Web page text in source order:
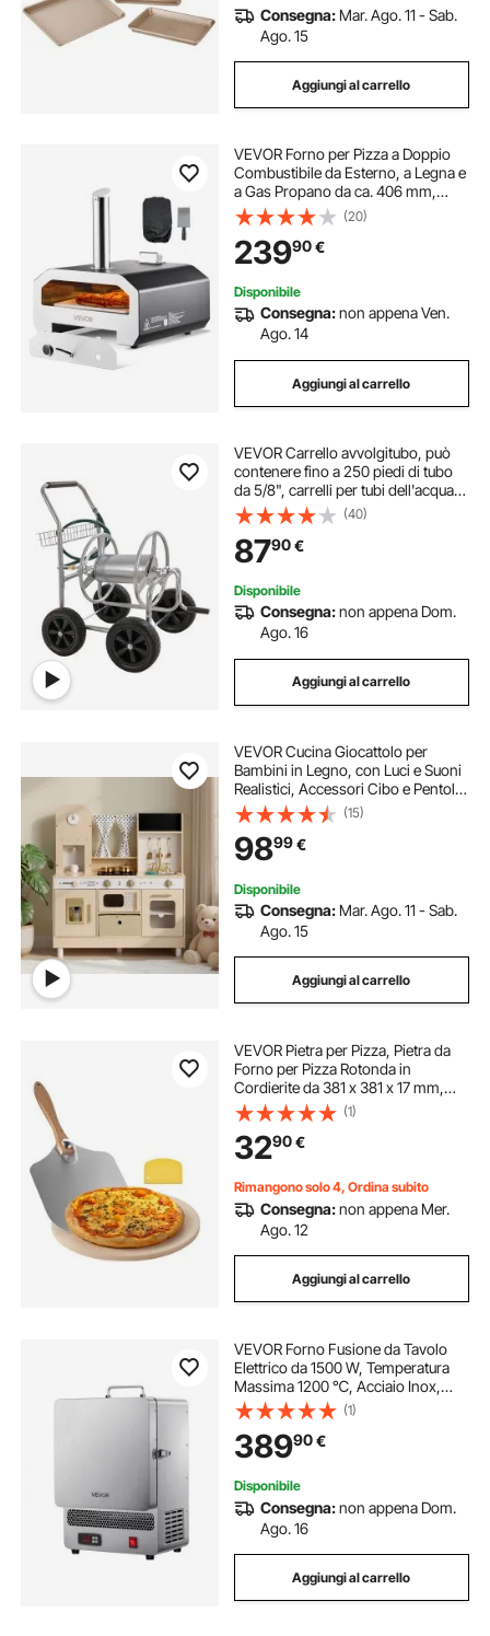
Consegna: Mar. Ago. 11 - Sab.
Ago. 15
Aggiungi al carrello
VEVOR Forno per Pizza a Doppio
Combustibile da Esterno, a Legna e
a Gas Propano da ca. 406 mm,
Macchina per Pizza, con
Termometro, Dpray di Ferro
Portatile, per Campeggio all'Aperto
e Cortile
(20)
23990€
Disponibile
Consegna:non appena Ven.
Ago. 14
Aggiungi al carrello
VEVOR Carrello avvolgitubo, può
contenere fino a 250 piedi di tubo
da 5/8", carrelli per tubi dell'acqua
da giardino, strumenti mobili con 4
ruote, piantagione da esterno in
acciaio verniciato a polve
(40)
8790€
Disponibile
Consegna:non appena Dom.
Ago. 16
Aggiungi al carrello
VEVOR Cucina Giocattolo per
Bambini in Legno, con Luci e Suoni
Realistici, Accessori Cibo e Pentole,
Macchina per Ghiaccio, Microonde
e Forno con Manopole, Gioco di
Ruolo, per Bambini da 3 a 8 Anni
(15)
9899€
Disponibile
Consegna: Mar. Ago. 11 - Sab.
Ago. 15
Aggiungi al carrello
VEVOR Pietra per Pizza, Pietra da
Forno per Pizza Rotonda in
Cordierite da 381 x 381 x 17 mm,
con Pala in Alluminio, Cordierite
Resistente al Calore, per Forno da
Cucina, Cottura di Pane
(1)
3290€
Rimangono solo 4, Ordina subito
Consegna:non appena Mer.
Ago. 12
Aggiungi al carrello
VEVOR Forno Fusione da Tavolo
Elettrico da 1500 W, Temperatura
Massima 1200 ℃, Acciaio Inox,
Forno per Fusione dell'Oro, per
Fusione della Cera, Argilla Fai da
Te, Tempra dei Metalli
(1)
38990€
Disponibile
Consegna:non appena Dom.
Ago. 16
Aggiungi al carrello